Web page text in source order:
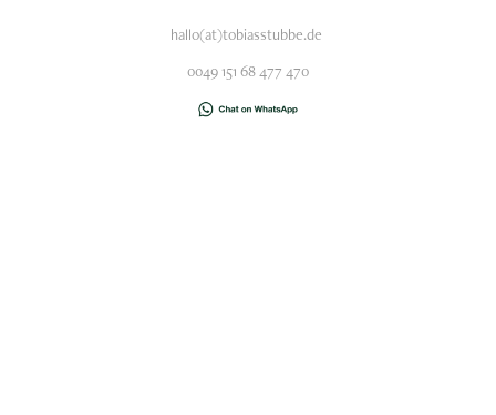
hallo(at)tobiasstubbe.de
0049 151 68 477 470